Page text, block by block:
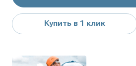
Купить в 1 клик